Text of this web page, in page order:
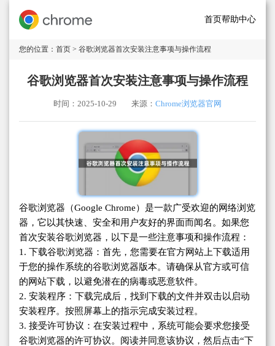
首页帮助中心
您的位置： 首页 > 谷歌浏览器首次安装注意事项与操作流程
谷歌浏览器首次安装注意事项与操作流程
时间：2025-10-29 来源： Chrome浏览器官网
谷歌浏览器（Google Chrome）是一款广受欢迎的网络浏览
器，它以其快速、安全和用户友好的界面而闻名。如果您
首次安装谷歌浏览器，以下是一些注意事项和操作流程：
1. 下载谷歌浏览器：首先，您需要在官方网站上下载适用
于您的操作系统的谷歌浏览器版本。请确保从官方或可信
的网站下载，以避免潜在的病毒或恶意软件。
2. 安装程序：下载完成后，找到下载的文件并双击以启动
安装程序。按照屏幕上的指示完成安装过程。
3. 接受许可协议：在安装过程中，系统可能会要求您接受
谷歌浏览器的许可协议。阅读并同意该协议，然后点击“下